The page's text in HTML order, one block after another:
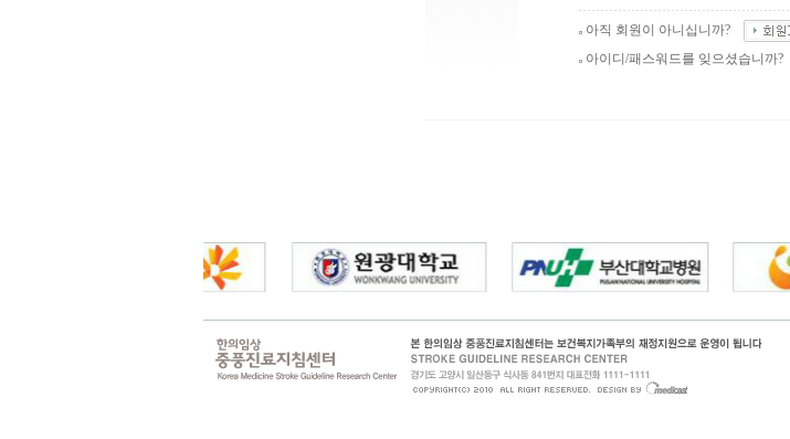
아직 회원이 아니십니까?
아이디/패스워드를 잊으셨습니까?